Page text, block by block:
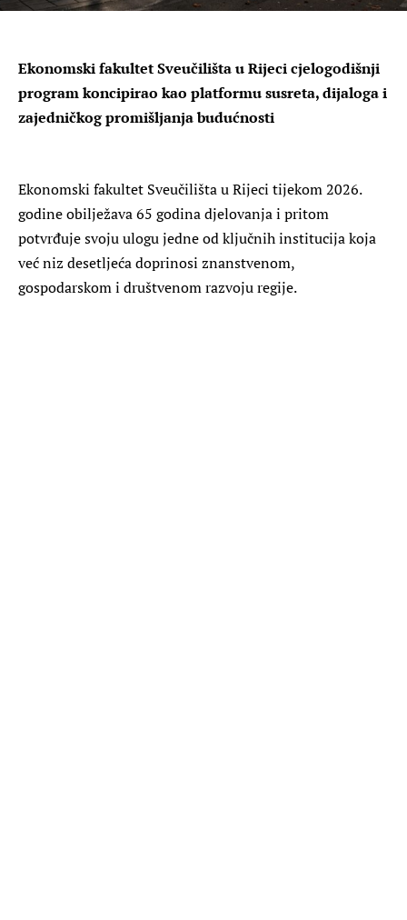
Ekonomski fakultet Sveučilišta u Rijeci cjelogodišnji
program koncipirao kao platformu susreta, dijaloga i
zajedničkog promišljanja budućnosti
Ekonomski fakultet Sveučilišta u Rijeci tijekom 2026.
godine obilježava 65 godina djelovanja i pritom
potvrđuje svoju ulogu jedne od ključnih institucija koja
već niz desetljeća doprinosi znanstvenom,
gospodarskom i društvenom razvoju regije.